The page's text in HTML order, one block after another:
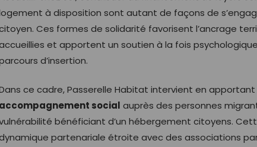
à disposition sont autant de façons de
Ces formes de solidarité favorisent l’ancrage
et apportent un soutien à la fois
d’insertion.
ce cadre, Passerelle Habitat intervient en apportant
accompagnement social auprès des personnes
bénéficiant d’un hébergement citoyens.
partenariale étroite avec des associations